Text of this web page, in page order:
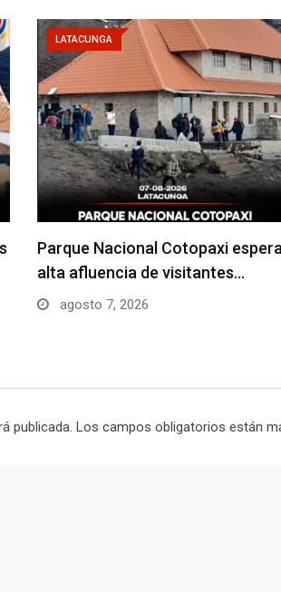
LATACUNGA
Parque Nacional Cotopaxi espera
alta afluencia de visitantes…
agosto 7, 2026
publicada. Los campos obligatorios están